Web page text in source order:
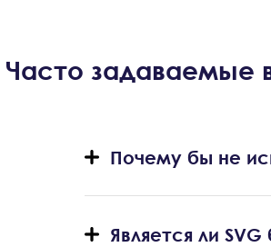
Часто задаваемые
Почему бы не
Является ли